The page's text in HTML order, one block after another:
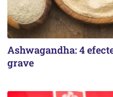
Ashwagandha: 4
grave